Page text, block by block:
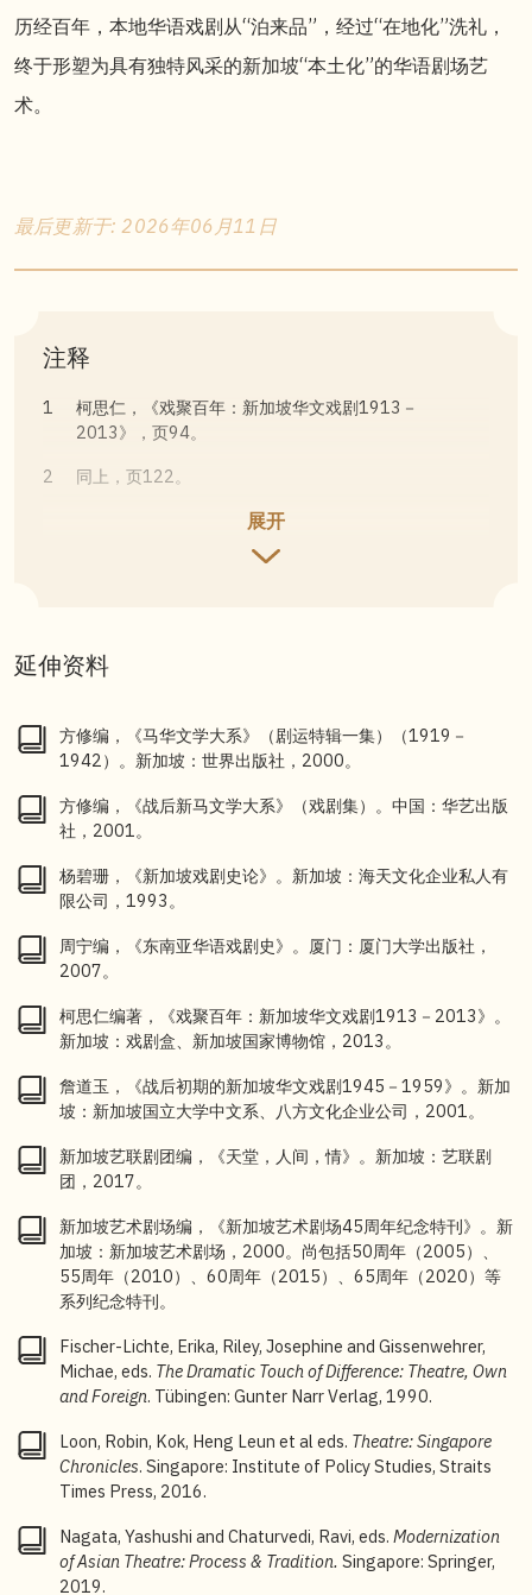
历经百年，本地华语戏剧从“泊来品”，经过“在地化”洗礼，
终于形塑为具有独特风采的新加坡“本土化”的华语剧场艺
术。
最后更新于: 2026年06月11日
注释
1
柯思仁，《戏聚百年：新加坡华文戏剧1913－
2013》，页94。
2
同上，页122。
展开
延伸资料
方修编，《马华文学大系》（剧运特辑一集）（1919－
1942）。新加坡：世界出版社，2000。
方修编，《战后新马文学大系》（戏剧集）。中国：华艺出版
社，2001。
杨碧珊，《新加坡戏剧史论》。新加坡：海天文化企业私人有
限公司，1993。
周宁编，《东南亚华语戏剧史》。厦门：厦门大学出版社，
2007。
柯思仁编著，《戏聚百年：新加坡华文戏剧1913－2013》。
新加坡：戏剧盒、新加坡国家博物馆，2013。
詹道玉，《战后初期的新加坡华文戏剧1945－1959》。新加
坡：新加坡国立大学中文系、八方文化企业公司，2001。
新加坡艺联剧团编，《天堂，人间，情》。新加坡：艺联剧
团，2017。
新加坡艺术剧场编，《新加坡艺术剧场45周年纪念特刊》。新
加坡：新加坡艺术剧场，2000。尚包括50周年（2005）、
55周年（2010）、60周年（2015）、65周年（2020）等
系列纪念特刊。
Fischer-Lichte, Erika, Riley, Josephine and Gissenwehrer,
Michae, eds. The Dramatic Touch of Difference: Theatre, Own
and Foreign. Tübingen: Gunter Narr Verlag, 1990.
Loon, Robin, Kok, Heng Leun et al eds. Theatre: Singapore
Chronicles. Singapore: Institute of Policy Studies, Straits
Times Press, 2016.
Nagata, Yashushi and Chaturvedi, Ravi, eds. Modernization
of Asian Theatre: Process & Tradition. Singapore: Springer,
2019.